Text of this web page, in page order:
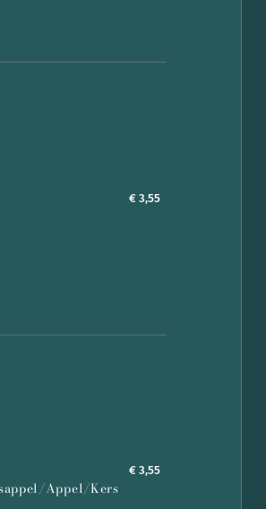
€ 3,55
Appel/Kers
€ 3,55